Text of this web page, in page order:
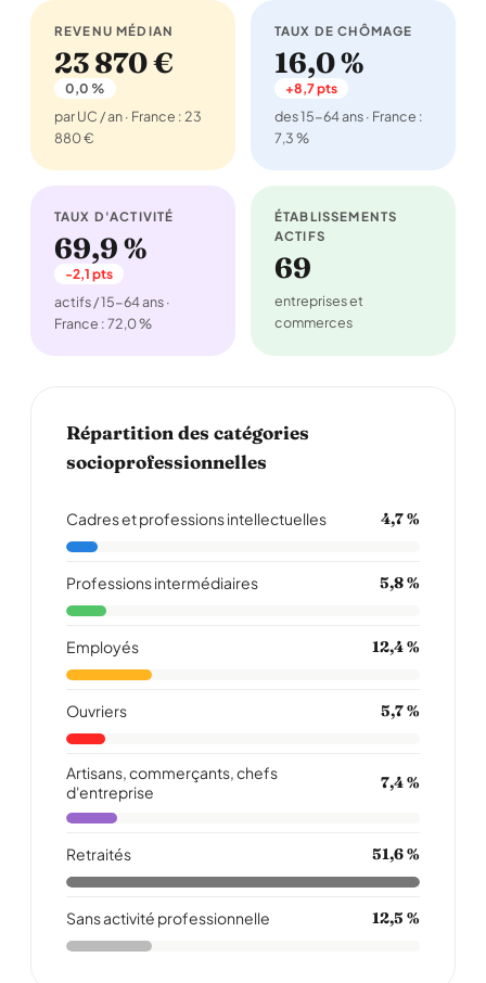
REVENU MÉDIAN
23 870 €
0,0 %
par UC / an · France : 23
880 €
TAUX DE CHÔMAGE
16,0 %
+8,7 pts
des 15-64 ans · France :
7,3 %
TAUX D'ACTIVITÉ
69,9 %
-2,1 pts
actifs / 15-64 ans ·
France : 72,0 %
ÉTABLISSEMENTS
ACTIFS
69
entreprises et
commerces
Répartition des catégories
socioprofessionnelles
Cadres et professions intellectuelles 4,7 %
Professions intermédiaires 5,8 %
Employés 12,4 %
Ouvriers 5,7 %
Artisans, commerçants, chefs
d'entreprise
7,4 %
Retraités 51,6 %
Sans activité professionnelle 12,5 %